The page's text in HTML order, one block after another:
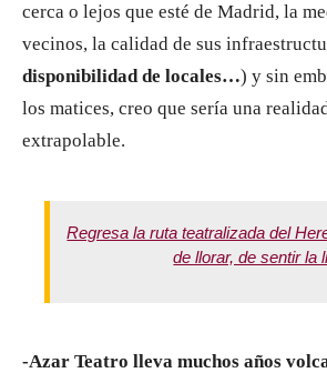
cerca o lejos que esté de Madrid, la
vecinos, la calidad de sus
disponibilidad de locales…) y sin
los matices, creo que sería una
extrapolable.
Regresa la ruta teatralizada del
de llorar, de sentir la
-Azar Teatro lleva muchos años